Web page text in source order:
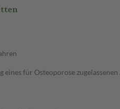
für Osteoporose